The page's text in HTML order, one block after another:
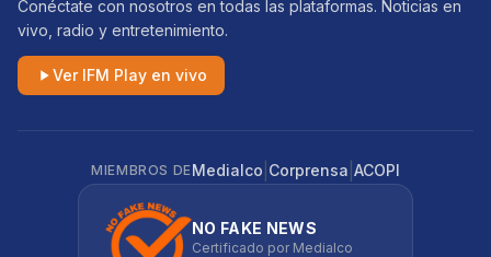
Conéctate con nosotros en todas las plataformas. Noticias en
vivo, radio y entretenimiento.
Ver IFM Play en vivo
MIEMBROS DEMedialco Corprensa ACOPI
NO FAKE NEWS
Certificado por Medialco